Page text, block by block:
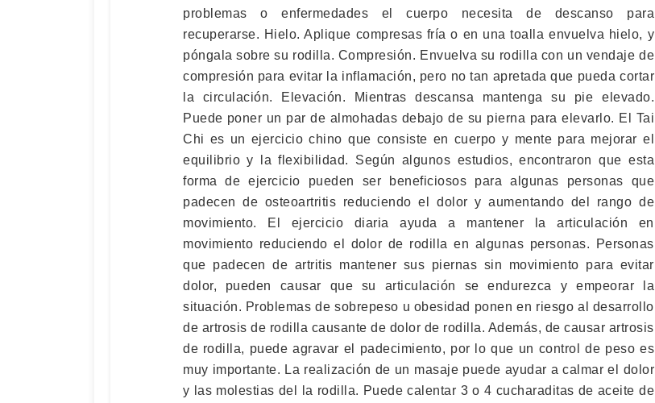
problemas o enfermedades el cuerpo necesita de descanso para
recuperarse. Hielo. Aplique compresas fría o en una toalla envuelva hielo, y
póngala sobre su rodilla. Compresión. Envuelva su rodilla con un vendaje de
compresión para evitar la inflamación, pero no tan apretada que pueda cortar
la circulación. Elevación. Mientras descansa mantenga su pie elevado.
Puede poner un par de almohadas debajo de su pierna para elevarlo. El Tai
Chi es un ejercicio chino que consiste en cuerpo y mente para mejorar el
equilibrio y la flexibilidad. Según algunos estudios, encontraron que esta
forma de ejercicio pueden ser beneficiosos para algunas personas que
padecen de osteoartritis reduciendo el dolor y aumentando del rango de
movimiento. El ejercicio diaria ayuda a mantener la articulación en
movimiento reduciendo el dolor de rodilla en algunas personas. Personas
que padecen de artritis mantener sus piernas sin movimiento para evitar
dolor, pueden causar que su articulación se endurezca y empeorar la
situación. Problemas de sobrepeso u obesidad ponen en riesgo al desarrollo
de artrosis de rodilla causante de dolor de rodilla. Además, de causar artrosis
de rodilla, puede agravar el padecimiento, por lo que un control de peso es
muy importante. La realización de un masaje puede ayudar a calmar el dolor
y las molestias del la rodilla. Puede calentar 3 o 4 cucharaditas de aceite de